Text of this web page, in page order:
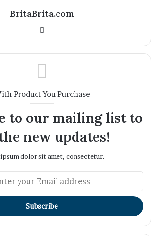
BritaBrita.com
Product You Purchase
to our mailing list to
new updates!
dolor sit amet, consectetur.